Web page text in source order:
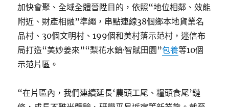
加快會聚、全域全體晉陞目的，依照“地位相鄰、效能
附近、財產相融”準繩，串點連線38個鄉本地貨業名
品村、30個文明村、199個和美村落示范村，迷信布
局打造“美妙姜來”“梨花水鎮·智賦田園”包養等10個
示范片區。
“在片區內，我們連續延長‘農頭工尾、糧頭食尾’鏈